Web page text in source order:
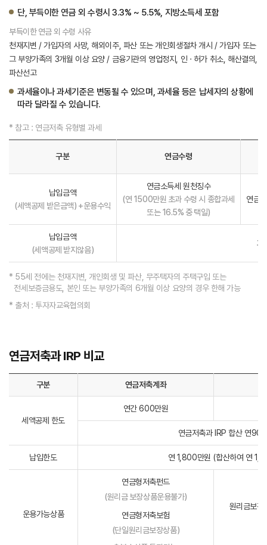
단, 부득이한 연금 외 수령시 3.3% ~ 5.5%, 지방소득세 포함
부득이한 연금 외 수령 사유
천재지변 / 가입자의 사망, 해외이주, 파산 또는 개인회생절차 개시 / 가입자 또는
그 부양가족의 3개월 이상 요양 / 금융기관의 영업정지, 인 · 허가 취소, 해산결의,
파산선고
과세율이나 과세기준은 변동될 수 있으며, 과세율 등은 납세자의 상황에
따라 달라질 수 있습니다.
* 참고 : 연금저축 유형별 과세
구분 연금수령
납입금액
(세액공제 받은금액) +운용수익
연금소득세 원천징수
(연 1500만원 초과 수령 시 종합과세
또는 16.5% 중 택일)
연금
납입금액
(세액공제 받지않음)
과
* 55세 전에는 천재지변, 개인회생 및 파산, 무주택자의 주택구입 또는
전세보증금용도, 본인 또는 부양가족의 6개월 이상 요양의 경우 한해 가능
* 출처 : 투자자교육협의회
연금저축과 IRP 비교
구분 연금저축계좌
세액공제 한도
연간 600만원
연금저축과 IRP 합산 연
납입한도 연 1,800만원 (합산하여 연
운용가능상품
연금형저축펀드
(원리금 보장상품운용불가)
연금형저축보험
(단일원리금보장상품)
원리금보장